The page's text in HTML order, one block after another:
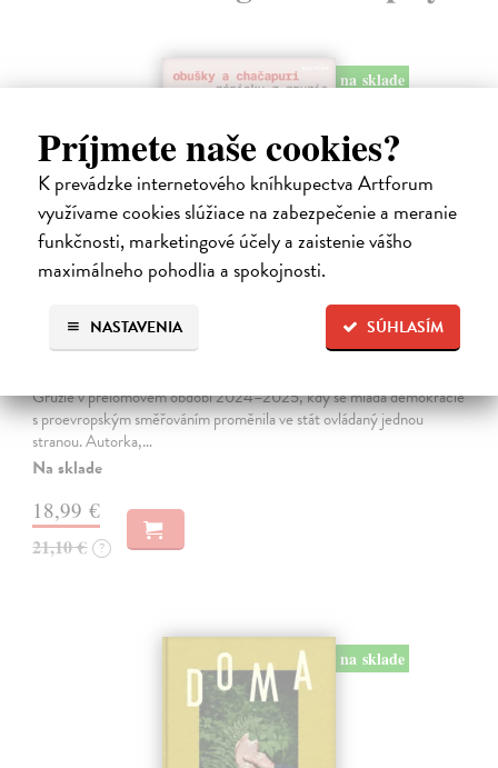
Príjmete naše cookies?
K prevádzke internetového kníhkupectva Artforum
využívame cookies slúžiace na zabezpečenie a meranie
funkčnosti, marketingové účely a zaistenie vášho
maximálneho pohodlia a spokojnosti.
SÚHLASÍM
NASTAVENIA
na sklade
Obušky a chačapuri
Karlíková Eva| Kniha
Gruzie v přelomovém období 2024–2025, kdy se mladá demokracie
s proevropským směřováním proměnila ve stát ovládaný jednou
stranou. Autorka,…
Na sklade
18,99 €
21,10 € ?
na sklade